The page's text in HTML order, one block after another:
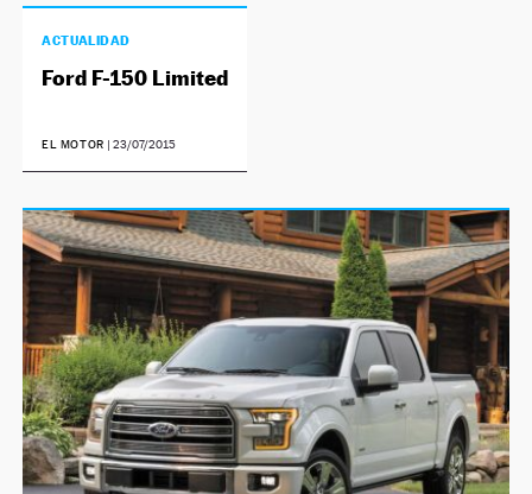
ACTUALIDAD
Ford F-150 Limited
EL MOTOR 23/07/2015